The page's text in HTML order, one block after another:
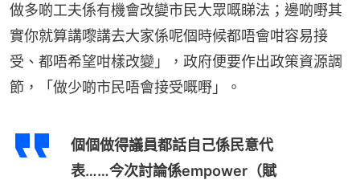
做多啲工夫係有機會改變市民大眾嘅睇法；邊啲嘢其
實你就算講嚟講去大家係呢個時候都唔會咁容易接
受、都唔希望咁樣改變」，政府便要作出政策資源調
節，「做少啲市民唔會接受嘅嘢」。
個個做得議員都話自己係民意代
表……今次討論係empower（賦